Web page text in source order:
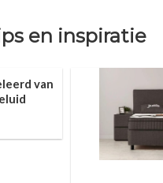
en inspiratie
van